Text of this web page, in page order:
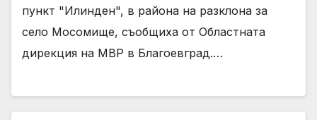
пункт "Илинден", в района на разклона за
село Мосомище, съобщиха от Областната
дирекция на МВР в Благоевград.…